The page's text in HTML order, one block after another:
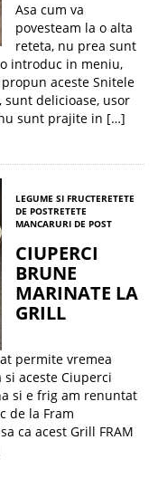
Asa cum va
povesteam la o alta
reteta, nu prea sunt
introduc in meniu,
aceste Snitele
sunt delicioase, usor
sunt prajite in […]
LEGUME SI FRUCTERETETE
DE POSTRETETE
MANCARURI DE POST
CIUPERCI
BRUNE
MARINATE LA
GRILL
permite vremea
aceste Ciuperci
si e frig am renuntat
de la Fram
ca acest Grill FRAM